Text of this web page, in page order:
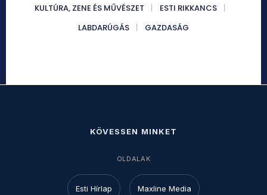
KULTÚRA, ZENE ÉS MŰVÉSZET
ESTI RIKKANCS
LABDARÚGÁS
GAZDASÁG
KÖVESSEN MINKET
OLDALAK
Esti Hírlap Maxline Media